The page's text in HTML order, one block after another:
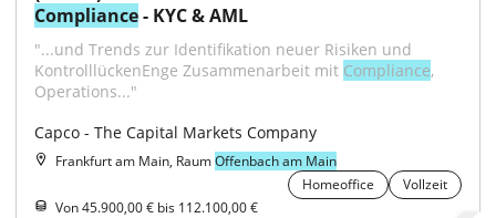
Compliance - KYC & AML
"...und Trends zur Identifikation neuer Risiken und
KontrolllückenEnge Zusammenarbeit mit Compliance,
Operations..."
Capco - The Capital Markets Company
Frankfurt am Main, RaumOffenbach am Main
Homeoffice
Vollzeit
Von 45.900,00 € bis 112.100,00 €